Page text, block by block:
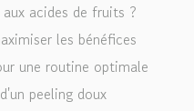
acides de fruits ?
les bénéfices
une routine optimale
peeling doux